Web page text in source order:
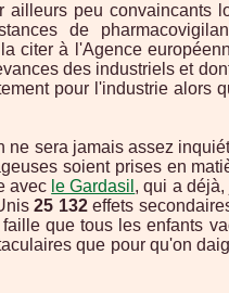
ailleurs peu convaincants
de
citer à l'Agence
des industriels et
pour l'industrie alors
ne sera jamais assez
soient prises en
avec le Gardasil , qui a
25 132 effets
que tous les enfants
que pour qu'on